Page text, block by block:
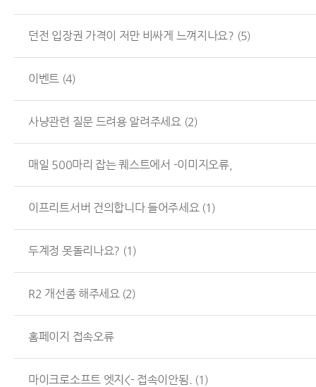
던전 입장권 가격이 저만 비싸게 느껴지나요? (5)
이벤트 (4)
사냥관련 질문 드려용 알려주세요 (2)
매일 500마리 잡는 퀘스트에서 -이미지오류,
이프리트서버 건의합니다 들어주세요 (1)
두계정 못돌리나요? (1)
R2 개선좀 해주세요 (2)
홈페이지 접속오류
마이크로소프트 엣지<- 접속이안됨. (1)